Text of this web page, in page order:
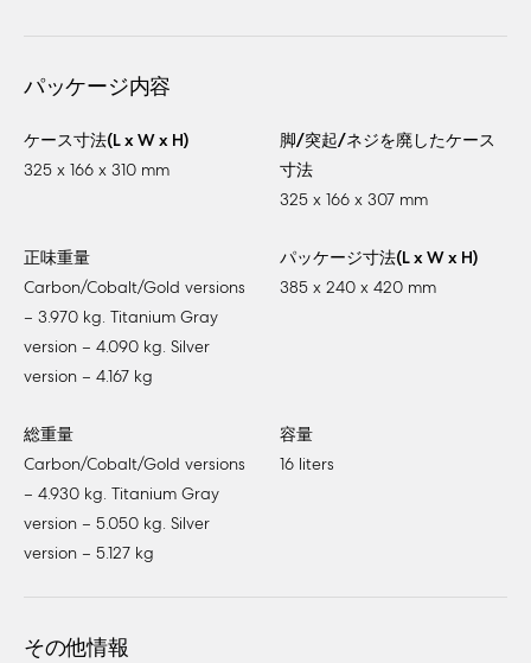
パッケージ内容
ケース寸法(L x W x H)
325 x 166 x 310 mm
脚/突起/ネジを廃したケース
寸法
325 x 166 x 307 mm
正味重量
Carbon/Cobalt/Gold versions
– 3.970 kg. Titanium Gray
version – 4.090 kg. Silver
version – 4.167 kg
パッケージ寸法(L x W x H)
385 x 240 x 420 mm
総重量
Carbon/Cobalt/Gold versions
– 4.930 kg. Titanium Gray
version – 5.050 kg. Silver
version – 5.127 kg
容量
16 liters
その他情報